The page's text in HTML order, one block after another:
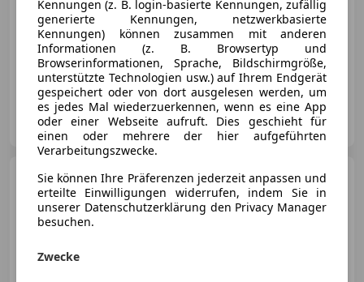
05/2022 28 100 km Benzin 67 kW (91 PS)
SCHIFFNER GmbH
AT-8990 Bad Aussee
Dacia DusterTCe 150 PF
4WD Prestige *Leder*
Kennungen (z. B. login-basierte Kennungen, zufällig
generierte Kennungen, netzwerkbasierte
Kennungen) können zusammen mit anderen
Informationen (z. B. Browsertyp und
Browserinformationen, Sprache, Bildschirmgröße,
unterstützte Technologien usw.) auf Ihrem Endgerät
gespeichert oder von dort ausgelesen werden, um
es jedes Mal wiederzuerkennen, wenn es eine App
oder einer Webseite aufruft. Dies geschieht für
einen oder mehrere der hier aufgeführten
Verarbeitungszwecke.
Sie können Ihre Präferenzen jederzeit anpassen und
erteilte Einwilligungen widerrufen, indem Sie in
unserer Datenschutzerklärung den Privacy Manager
besuchen.
Zwecke